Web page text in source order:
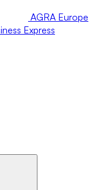
AGRA Europe
Express